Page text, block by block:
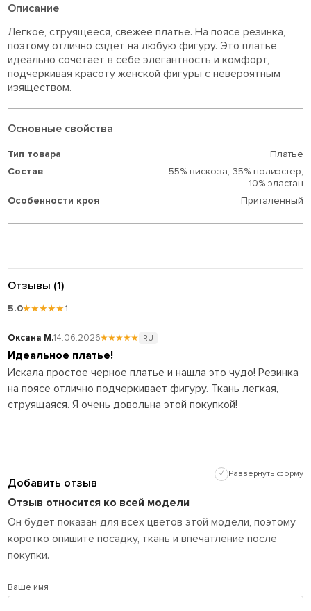
Описание
Легкое, струящееся, свежее платье. На поясе резинка,
поэтому отлично сядет на любую фигуру. Это платье
идеально сочетает в себе элегантность и комфорт,
подчеркивая красоту женской фигуры с невероятным
изяществом.
Основные свойства
Тип товара
Платье
Состав
55% вискоза, 35% полиэстер,
10% эластан
Особенности кроя
Приталенный
Отзывы (1)
5.0★★★★★1
Оксана М.14.06.2026★★★★★ RU
Идеальное платье!
Искала простое черное платье и нашла это чудо! Резинка
на поясе отлично подчеркивает фигуру. Ткань легкая,
струящаяся. Я очень довольна этой покупкой!
Добавить отзыв
✓ Развернуть форму
Отзыв относится ко всей модели
Он будет показан для всех цветов этой модели, поэтому
коротко опишите посадку, ткань и впечатление после
покупки.
Ваше имя